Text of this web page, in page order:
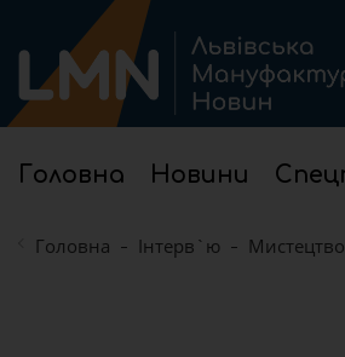
Головна Новини
Головна Інтерв`ю